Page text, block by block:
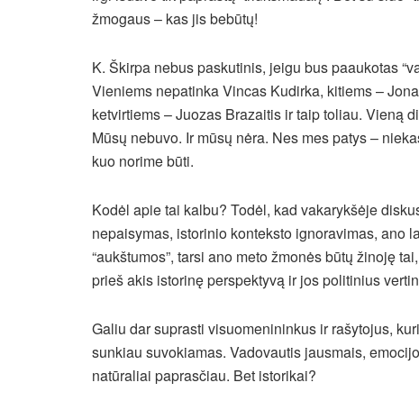
žmogaus – kas jis bebūtų!
K. Škirpa nebus paskutinis, jeigu bus paaukotas
Vieniems nepatinka Vincas Kudirka, kitiems –
ketvirtiems – Juozas Brazaitis ir taip toliau. Vieną
Mūsų nebuvo. Ir mūsų nėra. Nes mes patys –
kuo norime būti.
Kodėl apie tai kalbu? Todėl, kad vakarykšėje
nepaisymas, istorinio konteksto ignoravimas, ano
“aukštumos”, tarsi ano meto žmonės būtų žinoję
prieš akis istorinę perspektyvą ir jos politinius
Galiu dar suprasti visuomenininkus ir rašytojus,
sunkiau suvokiamas. Vadovautis jausmais,
natūraliai paprasčiau. Bet istorikai?